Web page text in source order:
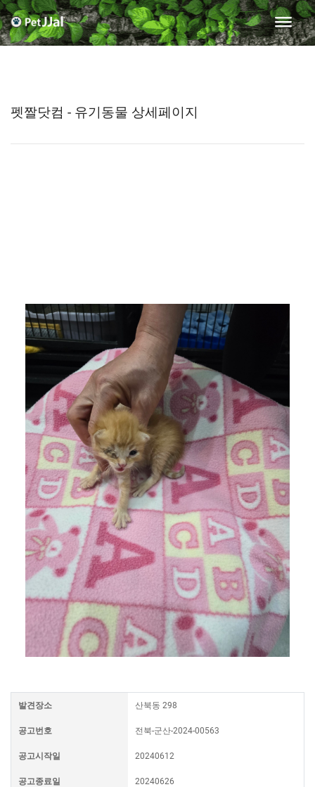
펫짤닷컴 - 유기동물 상세페이지
발견장소 산북동 298
공고번호 전북-군산-2024-00563
공고시작일 20240612
공고종료일 20240626